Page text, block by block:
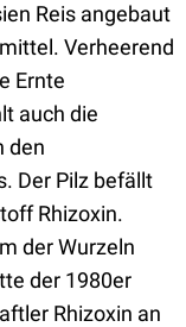
Reis angebaut
Verheerend
Ernte
auch die
den
Der Pilz befällt
Rhizoxin.
der Wurzeln
der 1980er
Rhizoxin an